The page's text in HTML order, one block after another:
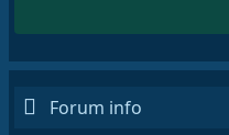
Forum info